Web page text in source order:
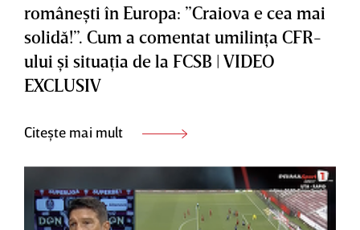
româneşti în Europa: ”Craiova e cea mai
solidă!”. Cum a comentat umilinţa CFR-
ului şi situaţia de la FCSB | VIDEO
EXCLUSIV
Citește mai mult